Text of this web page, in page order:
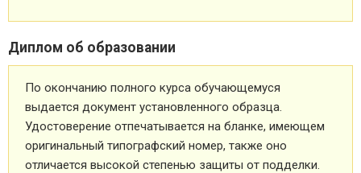
Диплом об образовании
По окончанию полного курса обучающемуся
выдается документ установленного образца.
Удостоверение отпечатывается на бланке, имеющем
оригинальный типографский номер, также оно
отличается высокой степенью защиты от подделки.